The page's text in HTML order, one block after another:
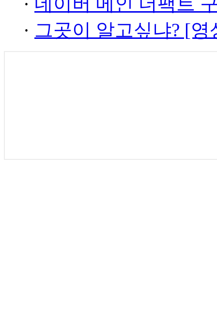
· 그곳이 알고싶냐? [